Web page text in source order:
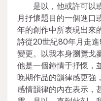
是以，他或許可以
月抒懷題目的一個進口
年的創作中所表現出來
詩從20世紀80年月走
變更。以我本身瀏覽戈
他是一個鐘情于抒懷，
晚期作品的韻律感更強
感情韻律的內在表示，